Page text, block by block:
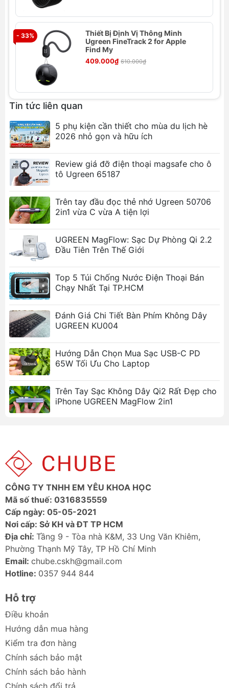
nghệ.
Cổng USB-C Đa năng: Tương thích rộng rãi với
hầu hết các thiết bị hỗ trợ sạc qua cổng USB-
C chuẩn Power Delivery (PD).
Bảo vệ Đa lớp: Tích hợp các tính năng bảo vệ
quá dòng, quá áp, quá nhiệt, đảm bảo an toàn
tuyệt đối cho cả thiết bị và người dùng.
Ảnh sản phẩm
Thông số kỹ thuật chi tiết
Thuộc
tính
Thương
hiệu
Model/Số
CD359 (Robot GaN Nexode 30W)
(Input)
Đầu ra
USB-C
(Output)
5.0V/3.0A, 9.0V/3.0A, 12.0V/2.5A,
15.0V/2.0A, 20.0V/1.5A, 3.3-
11.0V/2.7A
Công
suất tối
đa
30W
Công
nghệ sạc
GaN (Gallium Nitride), Power
Delivery (PD)
Tính năng
FAQ - Hỏi đáp thường gặp
Củ sạc Ugreen CD359 30W có sạc được cho
iPhone 15 không?
Có. Với công suất 30W và hỗ trợ chuẩn Power
- 33%
Thiết Bị Định Vị Thông Minh
Ugreen FineTrack 2 for Apple
Find My
409.000₫ 610.000₫
Tin tức liên quan
5 phụ kiện cần thiết cho mùa du lịch hè
2026 nhỏ gọn và hữu ích
Review giá đỡ điện thoại magsafe cho ô
tô Ugreen 65187
Trên tay đầu đọc thẻ nhớ Ugreen 50706
2in1 vừa C vừa A tiện lợi
UGREEN MagFlow: Sạc Dự Phòng Qi 2.2
Đầu Tiên Trên Thế Giới
Top 5 Túi Chống Nước Điện Thoại Bán
Chạy Nhất Tại TP.HCM
Đánh Giá Chi Tiết Bàn Phím Không Dây
UGREEN KU004
Hướng Dẫn Chọn Mua Sạc USB-C PD
65W Tối Ưu Cho Laptop
Trên Tay Sạc Không Dây Qi2 Rất Đẹp cho
iPhone UGREEN MagFlow 2in1
CÔNG TY TNHH EM YÊU KHOA HỌC
Mã số thuế: 0316835559
Cấp ngày: 05-05-2021
Nơi cấp: Sở KH và ĐT TP HCM
Địa chỉ: Tầng 9 - Tòa nhà K&M, 33 Ung Văn Khiêm,
Phường Thạnh Mỹ Tây, TP Hồ Chí Minh
Email: chube.cskh@gmail.com
Hotline: 0357 944 844
Hỗ trợ
Điều khoản
Hướng dẫn mua hàng
Kiểm tra đơn hàng
Chính sách bảo mật
Chính sách bảo hành